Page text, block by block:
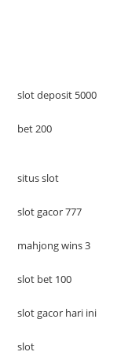
slot deposit 5000
bet 200
situs slot
slot gacor 777
mahjong wins 3
slot bet 100
slot gacor hari ini
slot